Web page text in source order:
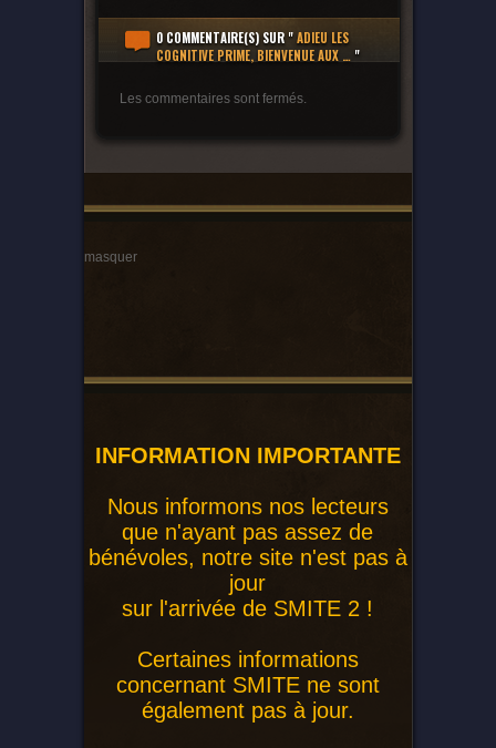
0 COMMENTAIRE(S)SUR "ADIEU LES
COGNITIVE PRIME, BIENVENUE AUX …"
Les commentaires sont fermés.
masquer
INFORMATION IMPORTANTE
Nous informons nos lecteurs
que n'ayant pas assez de
bénévoles, notre site n'est pas à
jour
sur l'arrivée de SMITE 2 !
Certaines informations
concernant SMITE ne sont
également pas à jour.